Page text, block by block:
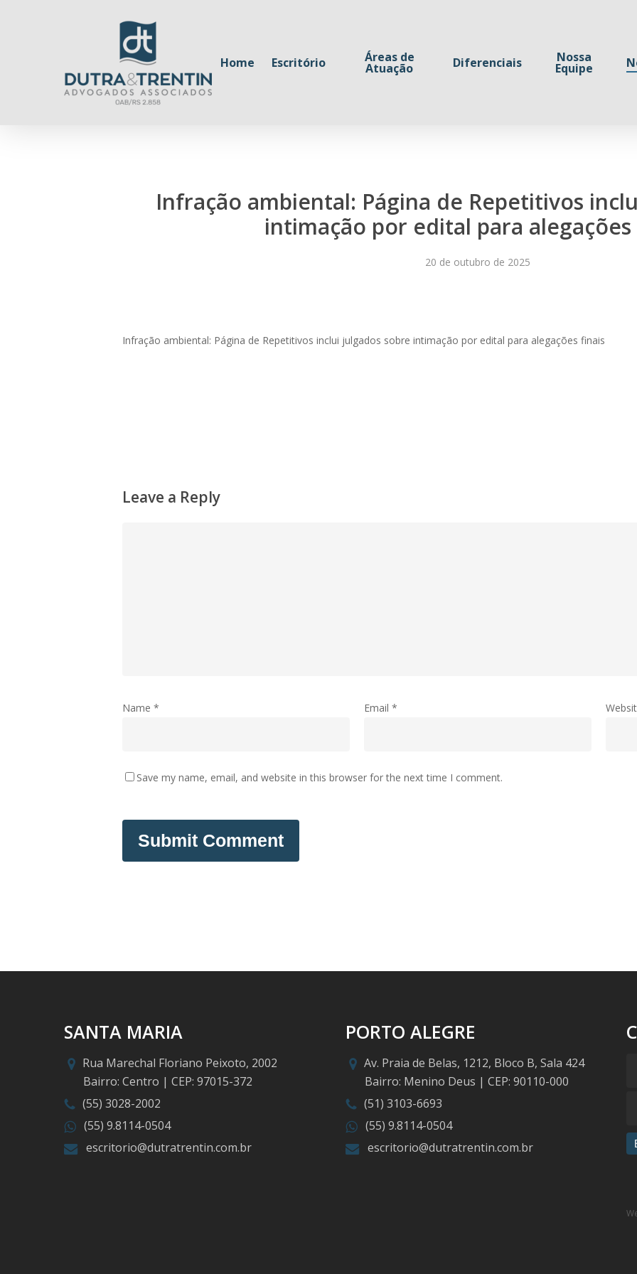
Home Escritório Áreas de
Atuação Diferenciais Nossa
Equipe
Infração ambiental: Página de Repetitivos
intimação por edital para
20 de outubro de 2025
Infração ambiental: Página de Repetitivos inclui julgados sobre intimação por edital para alegações finais
Leave a Reply
Name * Email *
Save my name, email, and website in this browser for the next time I comment.
SANTA MARIA
Rua Marechal Floriano Peixoto, 2002
Bairro: Centro | CEP: 97015-372
(55) 3028-2002
(55) 9.8114-0504
escritorio@dutratrentin.com.br
PORTO ALEGRE
Av. Praia de Belas, 1212, Bloco B, Sala 424
Bairro: Menino Deus | CEP: 90110-000
(51) 3103-6693
(55) 9.8114-0504
escritorio@dutratrentin.com.br